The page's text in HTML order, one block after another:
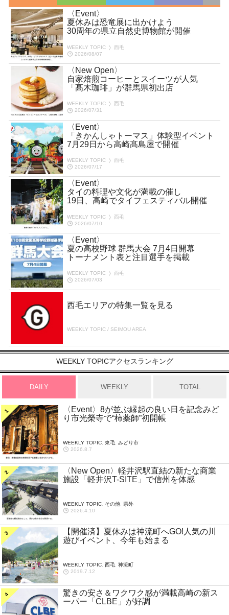
〈Event〉
夏休みは恐竜展に出かけよう
30周年の県立自然史博物館が開催
WEEKLY TOPIC
西毛
2026/08/07
〈New Open〉
自家焙煎コーヒーとスイーツが人気
「髙木珈琲」が群馬県初出店
WEEKLY TOPIC
西毛
2026/07/31
〈Event〉
「きかんしゃトーマス」体験型イベント
7月29日から高崎髙島屋で開催
WEEKLY TOPIC
西毛
2026/07/17
〈Event〉
タイの料理や文化が満載の催し
19日、高崎でタイフェスティバル開催
WEEKLY TOPIC
西毛
2026/07/10
〈Event〉
夏の高校野球 群馬大会 7月4日開幕
トーナメント表と注目選手を掲載
WEEKLY TOPIC
西毛
2026/07/03
西毛エリアの特集一覧を見る
WEEKLY TOPIC / SEIMOU AREA
WEEKLY TOPICアクセスランキング
DAILY WEEKLY TOTAL
〈Event〉8が並ぶ縁起の良い日を記念みど
り市光榮寺で“柿薬師”初開帳
WEEKLY TOPIC, 東毛, みどり市
2026.8.7
〈New Open〉軽井沢駅直結の新たな商業
施設「軽井沢T-SITE」で信州を体感
WEEKLY TOPIC, その他, 県外
2026.4.10
【開催済】夏休みは神流町へGO!人気の川
遊びイベント、今年も始まる
WEEKLY TOPIC, 西毛, 神流町
2019.7.12
驚きの安さ＆ワクワク感が満載高崎の新ス
ーパー「CLBE」が好調